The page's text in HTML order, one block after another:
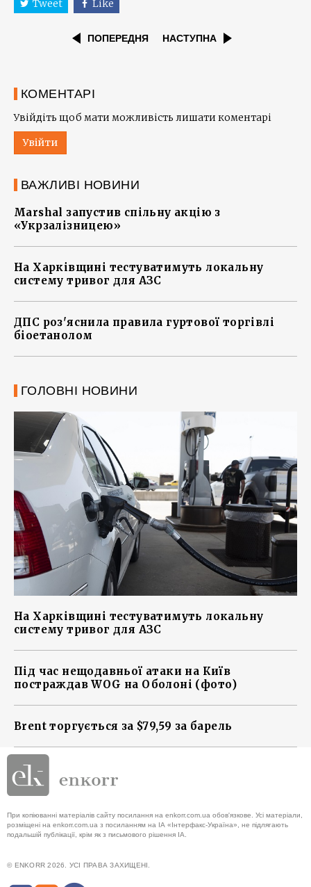
Tweet Like
ПОПЕРЕДНЯ НАСТУПНА
КОМЕНТАРІ
Увійдіть щоб мати можливість лишати коментарі
Увійти
ВАЖЛИВІ НОВИНИ
Marshal запустив спільну акцію з
«Укрзалізницею»
На Харківщині тестуватимуть локальну
систему тривог для АЗС
ДПС роз'яснила правила гуртової торгівлі
біоетанолом
ГОЛОВНІ НОВИНИ
На Харківщині тестуватимуть локальну
систему тривог для АЗС
Під час нещодавньої атаки на Київ
постраждав WOG на Оболоні (фото)
Brent торгується за $79,59 за барель
При копіюванні матеріалів сайту посилання на enkorr.com.ua обов'язкове. Усі матеріали,
розміщені на enkorr.com.ua з посиланням на ІА «Інтерфакс-Україна», не підлягають
подальшій публікації, крім як з письмового рішення ІА.
© ENKORR 2026. УСІ ПРАВА ЗАХИЩЕНІ.